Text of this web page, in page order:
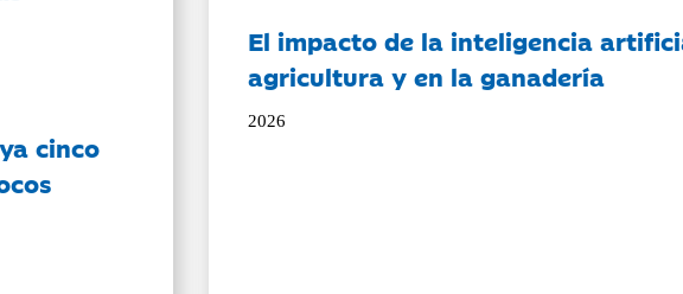
cinco
El impacto de la inteligencia
agricultura y en la ganadería
2026